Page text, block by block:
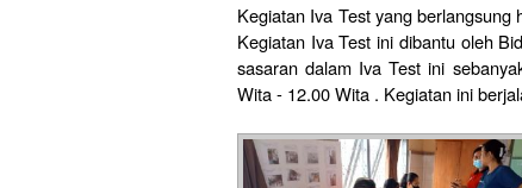
Kegiatan Iva Test yang
Kegiatan Iva Test ini dibantu oleh
sasaran dalam Iva Test ini
Wita - 12.00 Wita . Kegiatan ini